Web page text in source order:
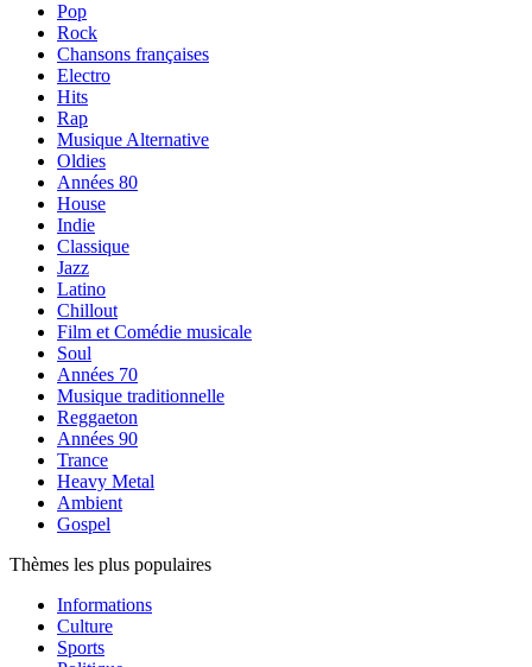
Pop
Rock
Chansons françaises
Electro
Hits
Rap
Musique Alternative
Oldies
Années 80
House
Indie
Classique
Jazz
Latino
Chillout
Film et Comédie musicale
Soul
Années 70
Musique traditionnelle
Reggaeton
Années 90
Trance
Heavy Metal
Ambient
Gospel
Thèmes les plus populaires
Informations
Culture
Sports